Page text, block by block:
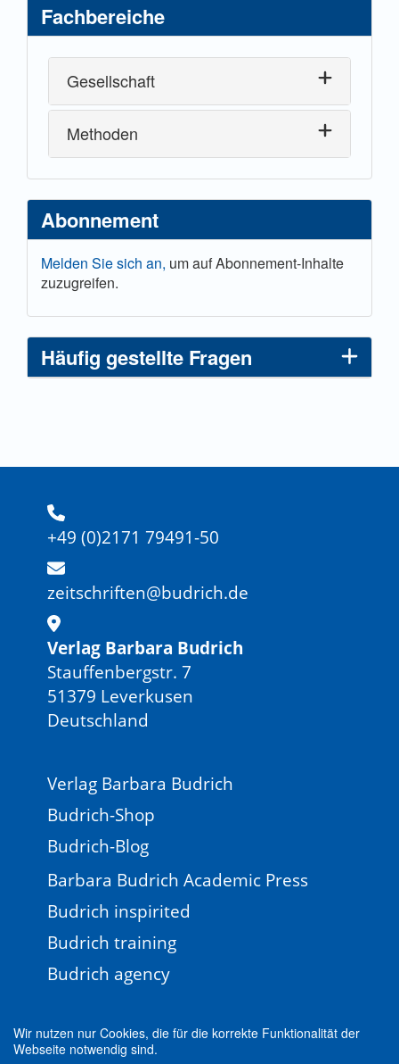
Wir nutzen nur Cookies, die für die korrekte Funktionalität der
Webseite notwendig sind.
Fachbereiche
Gesellschaft
Methoden
Abonnement
Melden Sie sich an, um auf Abonnement-Inhalte
zuzugreifen.
Häufig gestellte Fragen
+49 (0)2171 79491-50
zeitschriften@budrich.de
Verlag Barbara Budrich
Stauffenbergstr. 7
51379 Leverkusen
Deutschland
Verlag Barbara Budrich
Budrich-Shop
Budrich-Blog
Barbara Budrich Academic Press
Budrich inspirited
Budrich training
Budrich agency